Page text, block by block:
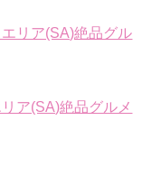
リア(SA)絶品グル
ア(SA)絶品グルメ